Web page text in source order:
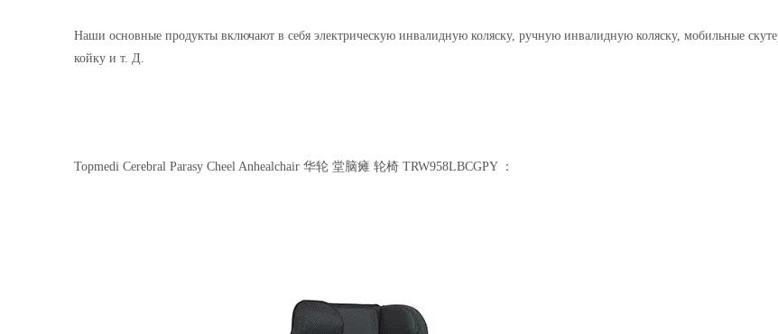
Наши основные продукты включают в себя электрическую инвалидную коляску, ручную инвалидную коляску, мобильные
койку и т. Д.
Topmedi Cerebral Parasy Cheel Anhealchair 华轮 堂脑瘫 轮椅 TRW958LBCGPY ：